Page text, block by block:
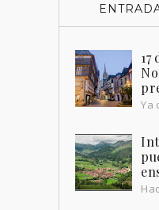
17
Ya
tenido el blog
unos meses,
sino por falta de